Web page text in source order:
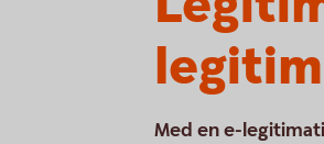
Med en e-